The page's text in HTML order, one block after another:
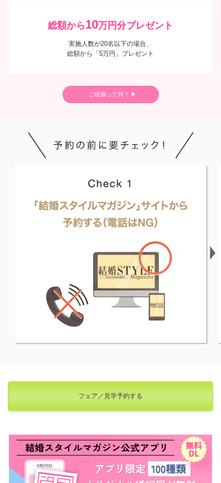
総額から10万円分プレゼント
実施人数が20名以下の場合、
総額から「5万円」プレゼント
ご祝儀って何？
フェア／見学予約する